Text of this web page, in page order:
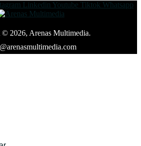
Linkedin Youtube Tiktok Whatsapp
2026, Arenas Multimedia.